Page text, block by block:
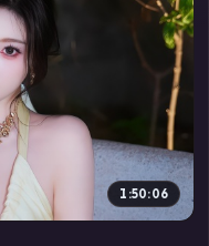
1:50:06